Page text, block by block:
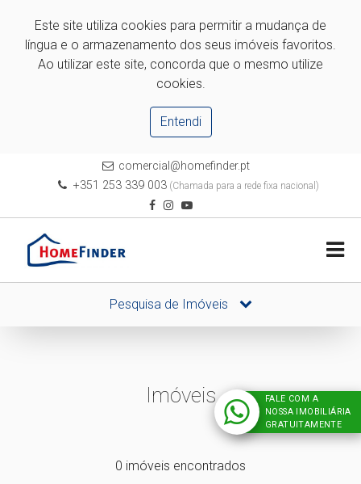
Este site utiliza cookies para permitir a mudança de
língua e o armazenamento dos seus imóveis favoritos.
Ao utilizar este site, concorda que o mesmo utilize
cookies.
Entendi
comercial@homefinder.pt
+351 253 339 003(Chamada para a rede fixa nacional)
Pesquisa de Imóveis
Imóveis
0 imóveis encontrados
FALE COM A
NOSSA IMOBILIÁRIA
GRATUITAMENTE